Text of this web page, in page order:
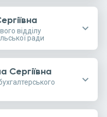
відділу
ради
expand_more
Сергіївна
expand_more